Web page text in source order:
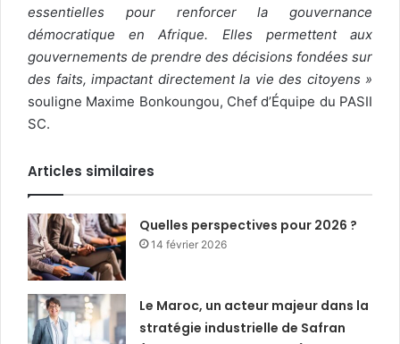
essentielles pour renforcer la gouvernance
démocratique en Afrique. Elles permettent aux
gouvernements de prendre des décisions fondées sur
des faits, impactant directement la vie des citoyens »
souligne Maxime Bonkoungou, Chef d’Équipe du PASII
SC.
Articles similaires
Quelles perspectives pour 2026 ?
14 février 2026
Le Maroc, un acteur majeur dans la
stratégie industrielle de Safran